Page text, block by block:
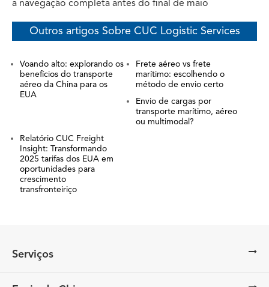
a navegação completa antes do final de maio
Outros artigos Sobre CUC Logistic Services
Voando alto: explorando os
benefícios do transporte
aéreo da China para os
EUA
Frete aéreo vs frete
marítimo: escolhendo o
método de envio certo
Envio de cargas por
transporte marítimo, aéreo
ou multimodal?
Relatório CUC Freight
Insight: Transformando
2025 tarifas dos EUA em
oportunidades para
crescimento
transfronteiriço
Serviços